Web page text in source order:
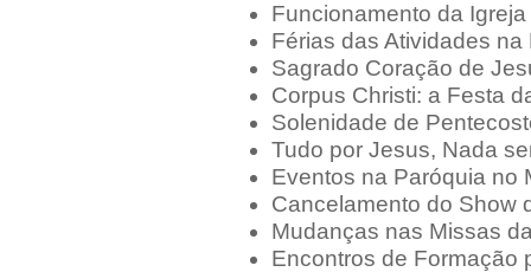
Funcionamento da
Férias das Atividades na
Sagrado Coração de
Corpus Christi: a Festa
Solenidade de
Tudo por Jesus, Nada
Eventos na Paróquia no
Cancelamento do Show
Mudanças nas Missas
Encontros de Formação